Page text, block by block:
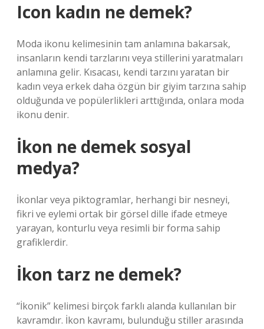
Icon kadın ne demek?
Moda ikonu kelimesinin tam anlamına bakarsak,
insanların kendi tarzlarını veya stillerini yaratmaları
anlamına gelir. Kısacası, kendi tarzını yaratan bir
kadın veya erkek daha özgün bir giyim tarzına sahip
olduğunda ve popülerlikleri arttığında, onlara moda
ikonu denir.
İkon ne demek sosyal
medya?
İkonlar veya piktogramlar, herhangi bir nesneyi,
fikri ve eylemi ortak bir görsel dille ifade etmeye
yarayan, konturlu veya resimli bir forma sahip
grafiklerdir.
İkon tarz ne demek?
“İkonik” kelimesi birçok farklı alanda kullanılan bir
kavramdır. İkon kavramı, bulunduğu stiller arasında